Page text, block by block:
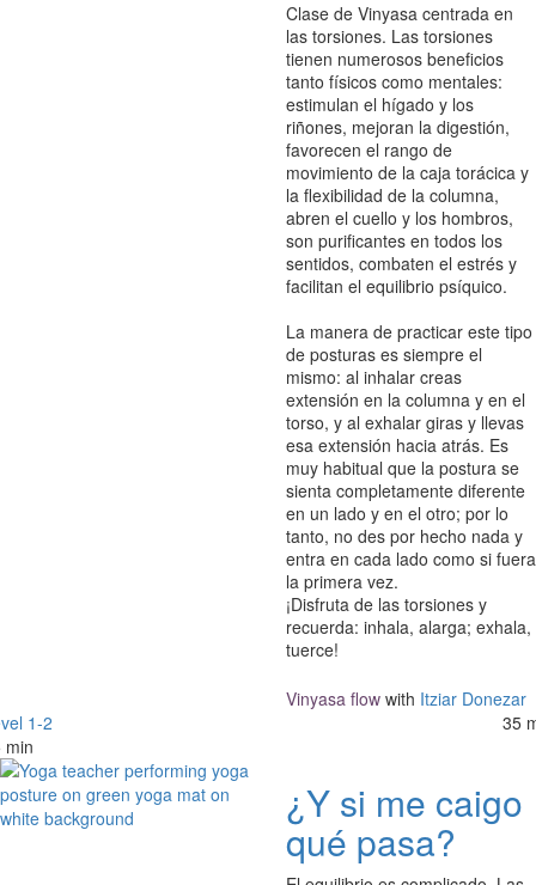
Clase de Vinyasa centrada en
las torsiones. Las torsiones
tienen numerosos beneficios
tanto físicos como mentales:
estimulan el hígado y los
riñones, mejoran la digestión,
favorecen el rango de
movimiento de la caja torácica y
la flexibilidad de la columna,
abren el cuello y los hombros,
son purificantes en todos los
sentidos, combaten el estrés y
facilitan el equilibrio psíquico.
La manera de practicar este tipo
de posturas es siempre el
mismo: al inhalar creas
extensión en la columna y en el
torso, y al exhalar giras y llevas
esa extensión hacia atrás. Es
muy habitual que la postura se
sienta completamente diferente
en un lado y en el otro; por lo
tanto, no des por hecho nada y
entra en cada lado como si fuera
la primera vez.
¡Disfruta de las torsiones y
recuerda: inhala, alarga; exhala,
tuerce!
Vinyasa flow with Itziar Donezar
1-2
35
min
¿Y si me caigo
qué pasa?